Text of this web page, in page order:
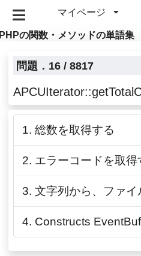
マイページ
PHPの関数・メソッドの単語集
問題．16 / 8817
1. 総数を取得する
2. エラーコードを取得
3. 文字列から、ファ
4. Constructs